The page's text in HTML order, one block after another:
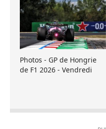
Photos - GP de Hongrie
de F1 2026 - Vendredi